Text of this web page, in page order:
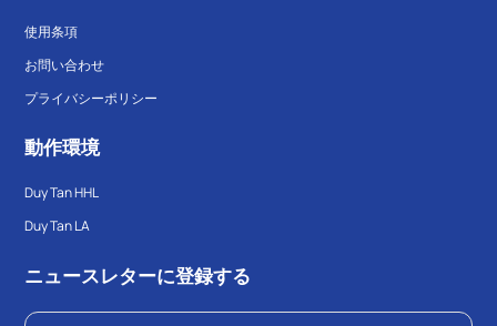
使用条項
お問い合わせ
プライバシーポリシー
動作環境
Duy Tan HHL
Duy Tan LA
ニュースレターに登録する